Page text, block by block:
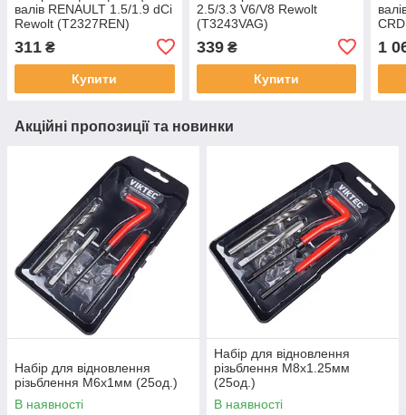
валів RENAULT 1.5/1.9 dCi
Rewolt (T2327REN)
311 ₴
Купити
2.5/3.3 V6/V8 Rewolt
(T3243VAG)
339₴
Купити
1
Акційні пропозиції та новинки
Набір для відновлення
різьблення М6x1мм (25од.)
В наявності
Набір для відновлення
різьблення М8x1.25мм
(25од.)
В наявності